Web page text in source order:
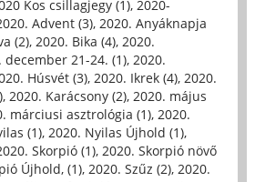
Kos csillagjegy (1), 2020-
Advent (3), 2020. Anyáknapja
(2), 2020. Bika (4), 2020.
december 21-24. (1), 2020.
Húsvét (3), 2020. Ikrek (4), 2020.
, 2020. Karácsony (2), 2020. május
márciusi asztrológia (1), 2020.
(1), 2020. Nyilas Újhold (1),
Skorpió (1), 2020. Skorpió növő
Újhold, (1), 2020. Szűz (2), 2020.